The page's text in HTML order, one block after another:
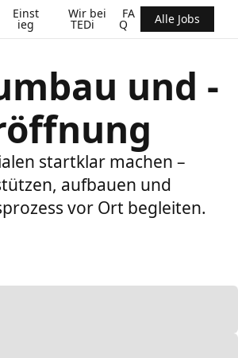
Einst
ieg
Wir bei
TEDi
FA
Q Alle Jobs
und -
startklar machen –
aufbauen und
vor Ort begleiten.